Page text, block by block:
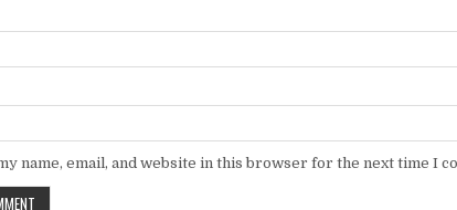
name, email, and website in this browser for the next time I